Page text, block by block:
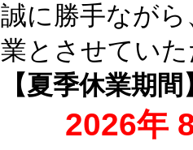
誠に勝手なが
業とさせてい
【夏季休業期間
2026年